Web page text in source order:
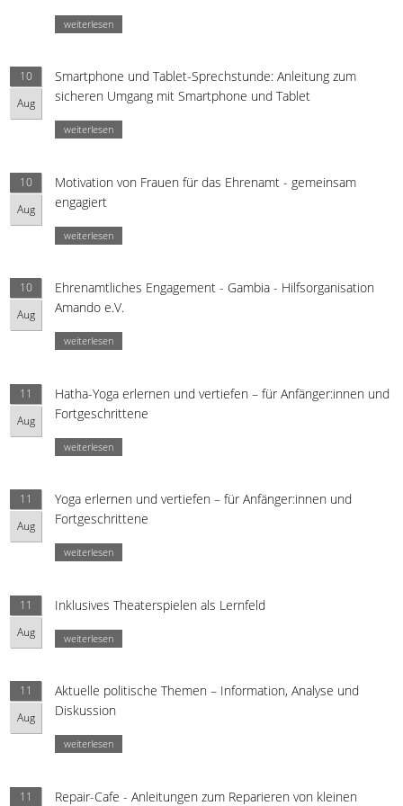
weiterlesen
10
Aug
Smartphone und Tablet-Sprechstunde: Anleitung zum
sicheren Umgang mit Smartphone und Tablet
weiterlesen
10
Aug
Motivation von Frauen für das Ehrenamt - gemeinsam
engagiert
weiterlesen
10
Aug
Ehrenamtliches Engagement - Gambia - Hilfsorganisation
Amando e.V.
weiterlesen
11
Aug
Hatha-Yoga erlernen und vertiefen – für Anfänger:innen und
Fortgeschrittene
weiterlesen
11
Aug
Yoga erlernen und vertiefen – für Anfänger:innen und
Fortgeschrittene
weiterlesen
11
Aug
Inklusives Theaterspielen als Lernfeld
weiterlesen
11
Aug
Aktuelle politische Themen – Information, Analyse und
Diskussion
weiterlesen
11
Repair-Cafe - Anleitungen zum Reparieren von kleinen